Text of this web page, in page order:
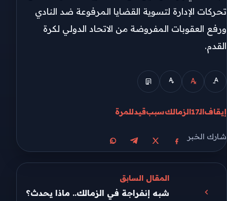
تحركات الإدارة لتسوية القضايا المرفوعة ضد النادي
ورفع العقوبات المفروضة من الاتحاد الدولي لكرة
القدم.
إيقافالـ17 الزمالكسببقيدللمرة
شارك الخبر
مشاركة على فيسبوك
مشاركة على Xمشاركة على تيليجرام
مشاركة على واتساب
المقال السابق
شبه إنفراجة في الزمالك.. ماذا يحدث؟